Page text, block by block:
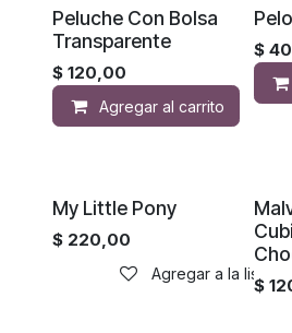
Peluche Con Bolsa
Transparente
$ 120,00
Agregar al carrito
$
My Little Pony
$ 220,00
Agregar a la lista
$